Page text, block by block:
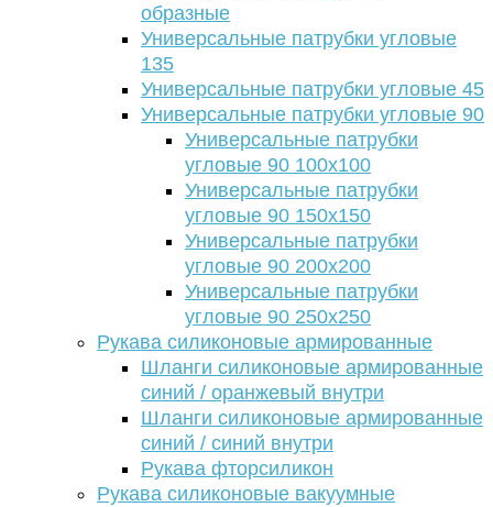
образные
Универсальные патрубки угловые
135
Универсальные патрубки угловые 45
Универсальные патрубки угловые 90
Универсальные патрубки
угловые 90 100х100
Универсальные патрубки
угловые 90 150х150
Универсальные патрубки
угловые 90 200х200
Универсальные патрубки
угловые 90 250х250
Рукава силиконовые армированные
Шланги силиконовые армированные
синий / оранжевый внутри
Шланги силиконовые армированные
синий / синий внутри
Рукава фторсиликон
Рукава силиконовые вакуумные